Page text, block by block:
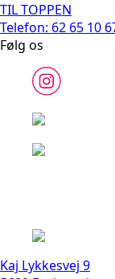
TIL TOPPEN
Telefon: 62 65 10
Følg os
Kaj Lykkesvej 9